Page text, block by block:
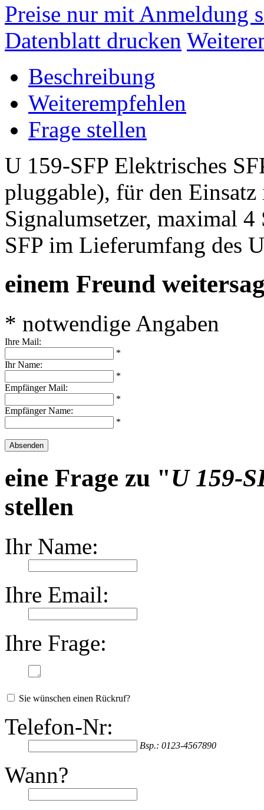
Preise nur mit Anmeldung
Datenblatt drucken
Beschreibung
Weiterempfehlen
Frage stellen
U 159-SFP Elektrisches
pluggable), für den
Signalumsetzer, maximal
SFP im Lieferumfang des
einem Freund
* notwendige Angaben
Ihre Mail:
*
Ihr Name:
*
Empfänger Mail:
*
Empfänger Name:
*
Absenden
eine Frage zu "U 159-
stellen
Ihr Name:
Ihre Email:
Ihre Frage:
Sie wünschen einen Rückruf?
Telefon-Nr:
Bsp.: 0123-4567890
Wann?